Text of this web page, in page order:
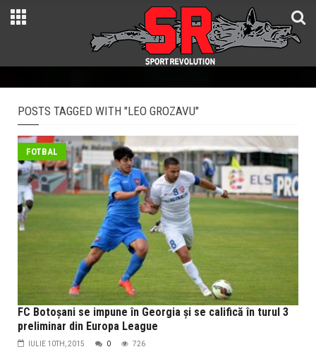
POSTS TAGGED WITH "LEO GROZAVU"
FOTBAL
FC Botoșani se impune în Georgia și se califică în turul 3
preliminar din Europa League
IULIE 10TH, 2015 0 726